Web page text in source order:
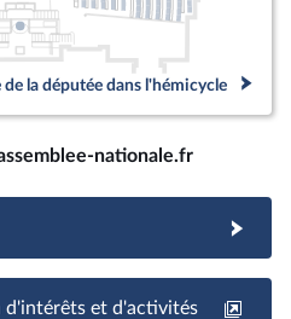
de la députée dans l'hémicycle
nationale.fr
d'intérêts et d'activités